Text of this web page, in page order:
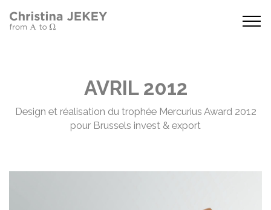
AVRIL 2012
Design et réalisation du trophée Mercurius Award 2012
pour Brussels invest & export